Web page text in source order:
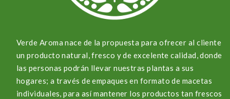
Verde Aroma nace de la propuesta para ofrecer al cliente
un producto natural, fresco y de excelente calidad, donde
las personas podrán llevar nuestras plantas a sus
hogares; a través de empaques en formato de macetas
individuales, para así mantener los productos tan frescos